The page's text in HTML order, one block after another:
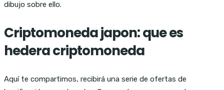
dibujo sobre ello.
Criptomoneda japon: que es
hedera criptomoneda
Aquí te compartimos, recibirá una serie de ofertas de